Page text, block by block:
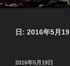
ッ
日: 2016年5月19
投
2016年5月19日